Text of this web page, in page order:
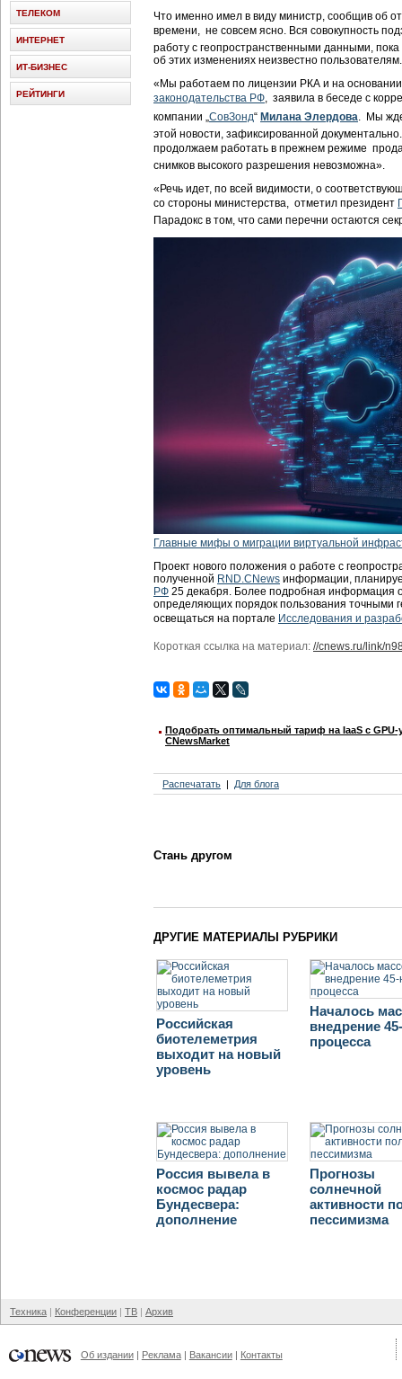
Что именно имел в виду министр, сообщив об
времени,  не совсем ясно. Вся совокупность
работу с геопространственными данными,
об этих изменениях неизвестно пользователям.
«Мы работаем по лицензии РКА и на
законодательства РФ,  заявила в беседе с
компании „СовЗонд“ Милана Элердова.  Мы
этой новости, зафиксированной
продолжаем работать в прежнем режиме 
снимков высокого разрешения невозможна».
«Речь идет, по всей видимости, о
со стороны министерства,  отметил президент
Парадокс в том, что сами перечни остаются
Главные мифы о миграции виртуальной
Проект нового положения о работе с
полученной RND.CNews информации,
РФ 25 декабря. Более подробная информация
определяющих порядок пользования точными
освещаться на портале Исследования и
Короткая ссылка на материал: //cnews.ru/link/
Подобрать оптимальный тариф на IaaS с
CNewsMarket
Распечатать Для блога
Стань другом
ДРУГИЕ МАТЕРИАЛЫ РУБРИКИ
Российская
биотелеметрия
выходит на новый
уровень
Началось
внедрение
процесса
Россия вывела в
космос радар
Бундесвера:
дополнение
Прогнозы
солнечной
активности
пессимизма
ТЕЛЕКОМ
ИНТЕРНЕТ
ИТ-БИЗНЕС
РЕЙТИНГИ
Техника Конференции ТВ Архив
Об издании Реклама Вакансии Контакты